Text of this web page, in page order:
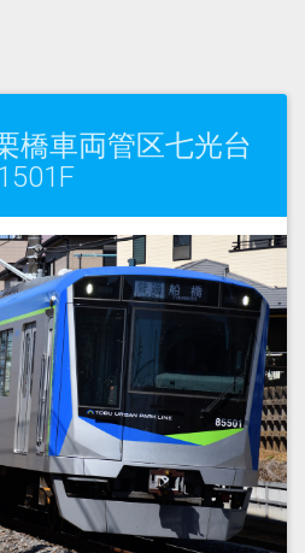
橋車両管区七光台